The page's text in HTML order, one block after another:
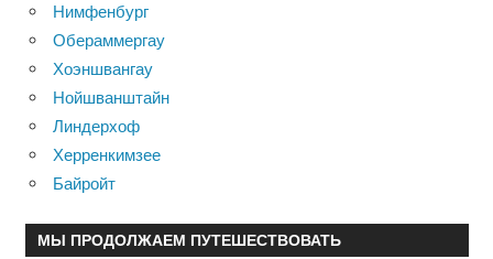
Нимфенбург
Обераммергау
Хоэншвангау
Нойшванштайн
Линдерхоф
Херренкимзее
Байройт
МЫ ПРОДОЛЖАЕМ ПУТЕШЕСТВОВАТЬ